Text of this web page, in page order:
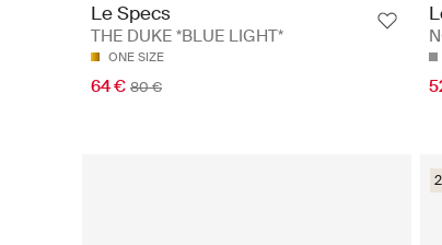
Le Specs
THE DUKE *BLUE LIGHT*
ONE SIZE
64 € 80 €